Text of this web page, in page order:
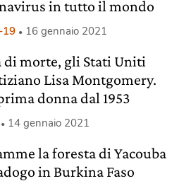
in tutto il mondo
19 16 gennaio 2021
di morte, gli Stati Uniti
Lisa Montgomery.
donna dal 1953
14 gennaio 2021
la foresta di Yacouba
in Burkina Faso